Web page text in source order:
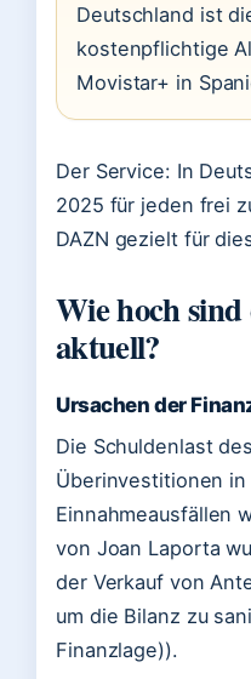
Deutschland ist
kostenpflichtige
Movistar+ in
Der Service: In
2025 für jeden frei
DAZN gezielt für
Wie hoch
aktuell?
Ursachen der
Die Schuldenlast
Überinvestitionen
Einnahmeausfällen
von Joan Laporta
der Verkauf von
um die Bilanz zu
Finanzlage)).